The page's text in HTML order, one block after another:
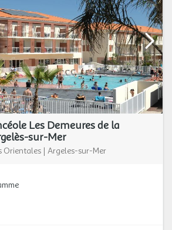
Les Demeures de la
sur-Mer
Orientales | Argeles-sur-Mer